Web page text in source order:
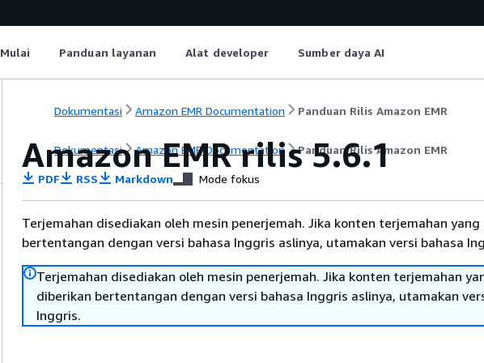
Mulai Panduan layanan Alat developer Sumber daya AI
Dokumentasi Amazon EMR Documentation Panduan Rilis Amazon EMR
Dokumentasi Amazon EMR Documentation Panduan Rilis Amazon EMR
Amazon EMR rilis 5.6.1
PDF RSS Markdown Mode fokus
Terjemahan disediakan oleh mesin penerjemah. Jika konten terjemahan
bertentangan dengan versi bahasa Inggris aslinya, utamakan versi bahasa
Terjemahan disediakan oleh mesin penerjemah. Jika konten terjemahan
diberikan bertentangan dengan versi bahasa Inggris aslinya, utamakan
Inggris.